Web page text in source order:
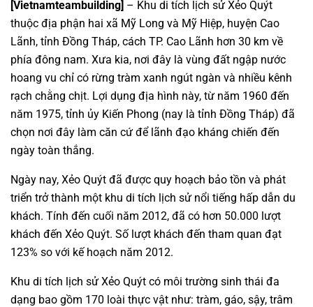
[Vietnamteambuilding] – Khu di tích lịch sử Xẻo Quýt
thuộc địa phận hai xã Mỹ Long và Mỹ Hiệp, huyện Cao
Lãnh, tỉnh Đồng Tháp, cách TP. Cao Lãnh hơn 30 km về
phía đông nam. Xưa kia, nơi đây là vùng đất ngập nước
hoang vu chỉ có rừng tràm xanh ngút ngàn và nhiều kênh
rạch chằng chịt. Lợi dụng địa hình này, từ năm 1960 đến
năm 1975, tỉnh ủy Kiến Phong (nay là tỉnh Đồng Tháp) đã
chọn nơi đây làm căn cứ để lãnh đạo kháng chiến đến
ngày toàn thắng.
Ngày nay, Xẻo Quýt đã được quy hoạch bảo tồn và phát
triển trở thành một khu di tích lịch sử nổi tiếng hấp dẫn du
khách. Tính đến cuối năm 2012, đã có hơn 50.000 lượt
khách đến Xẻo Quýt. Số lượt khách đến tham quan đạt
123% so với kế hoạch năm 2012.
Khu di tích lịch sử Xẻo Quýt có môi trường sinh thái đa
dạng bao gồm 170 loài thực vật như: tràm, gáo, sậy, trâm